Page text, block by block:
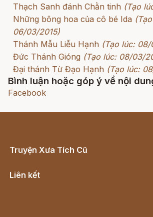
Thạch Sanh đánh Chằn tinh (Tạo
Những bông hoa của cô bé Ida
06/03/2015)
Thánh Mẫu Liễu Hạnh (Tạo lúc: 08/
Đức Thánh Gióng (Tạo lúc: 08/03/
Đại thánh Từ Đạo Hạnh (Tạo lúc:
Bình luận hoặc góp ý về nội
Facebook
Truyện Xưa Tích Cũ
Liên kết